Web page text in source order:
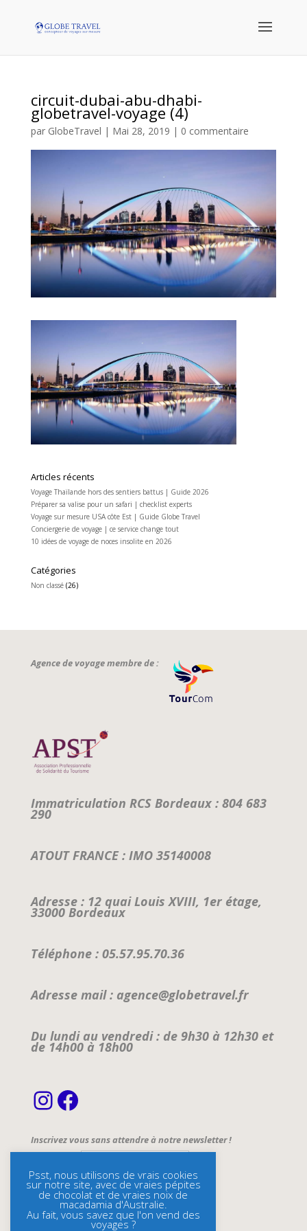
circuit-dubai-abu-dhabi-
globetravel-voyage (4)
par GlobeTravel | Mai 28, 2019 | 0 commentaire
Articles récents
Voyage Thaïlande hors des sentiers battus | Guide 2026
Préparer sa valise pour un safari | checklist experts
Voyage sur mesure USA côte Est | Guide Globe Travel
Conciergerie de voyage | ce service change tout
10 idées de voyage de noces insolite en 2026
Catégories
Non classé(26)
Agence de voyage membre de :
Immatriculation RCS Bordeaux : 804 683
290
ATOUT FRANCE : IMO 35140008
Adresse : 12 quai Louis XVIII, 1er étage,
33000 Bordeaux
Téléphone : 05.57.95.70.36
Adresse mail : agence@globetravel.fr
Du lundi au vendredi : de 9h30 à 12h30 et
de 14h00 à 18h00
Instagram
Facebook
Inscrivez vous sans attendre à notre newsletter !
Name
Psst, nous utilisons de vrais cookies
sur notre site, avec de vraies pépites
de chocolat et de vraies noix de
macadamia d'Australie.
Au fait, vous savez que l'on vend des
voyages ?